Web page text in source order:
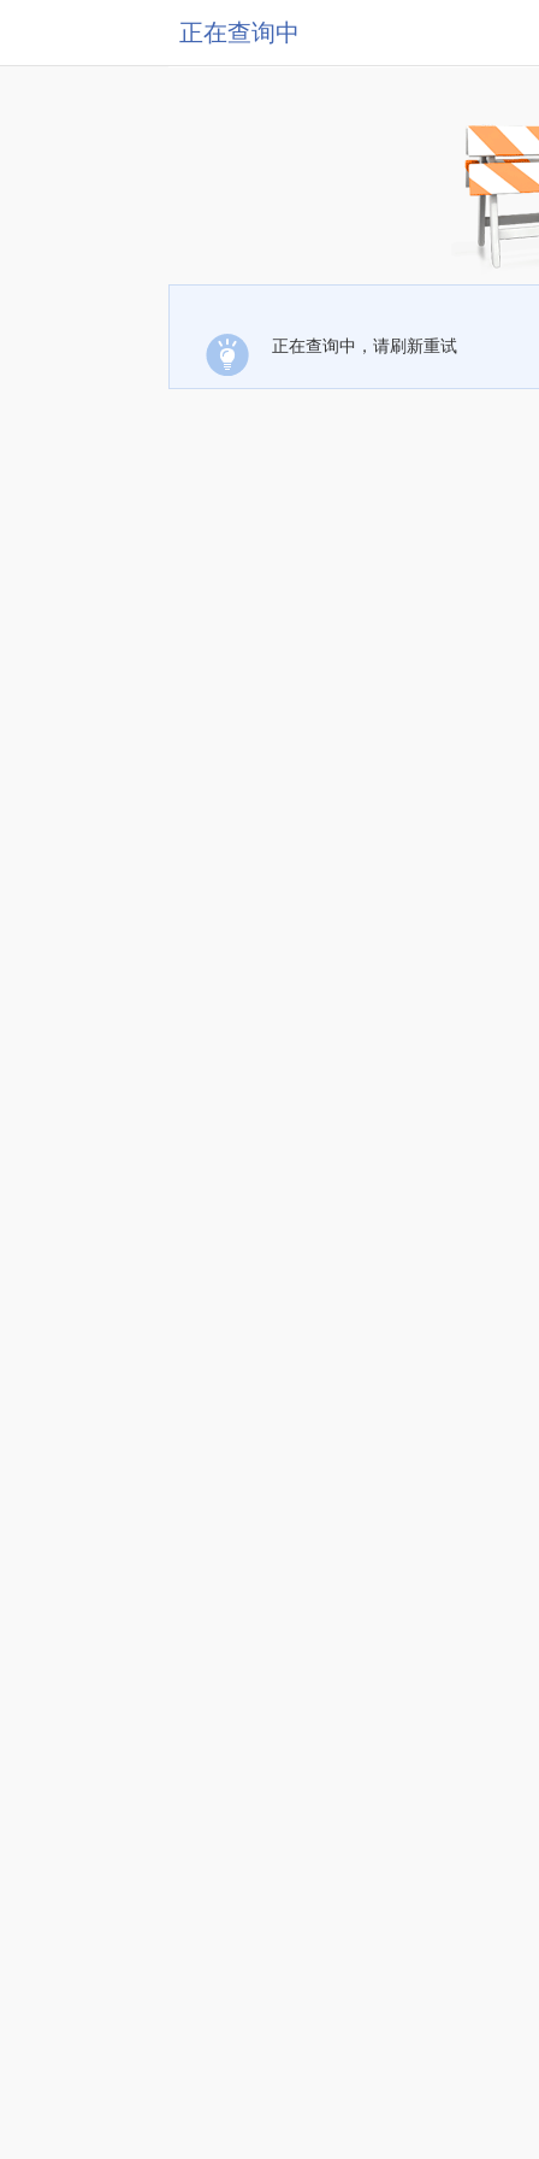
正在查询中
正在查询中，请刷新重试